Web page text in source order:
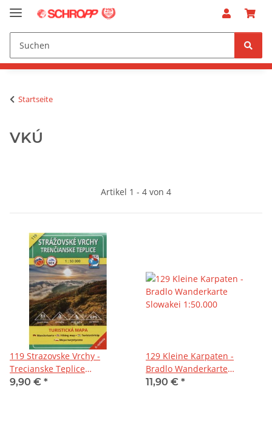
Startseite
VKÚ
Artikel 1 - 4 von 4
119 Strazovske Vrchy -
Trecianske Teplice
Wanderkarte Slowakei
9,90 € *
129 Kleine Karpaten -
Bradlo Wanderkarte
Slowakei 1:50.000
11,90 € *